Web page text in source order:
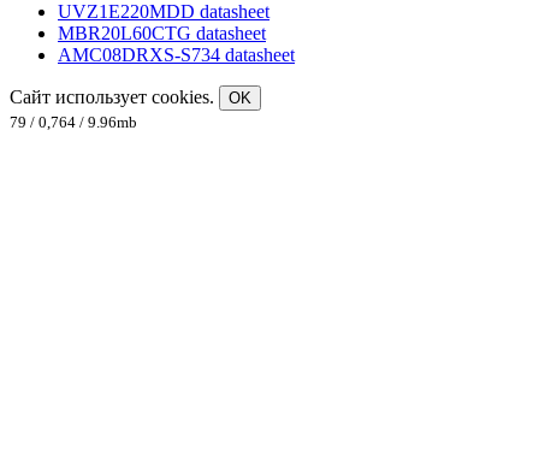
UVZ1E220MDD datasheet
MBR20L60CTG datasheet
AMC08DRXS-S734 datasheet
Сайт использует cookies.
OK
79 / 0,764 / 9.96mb